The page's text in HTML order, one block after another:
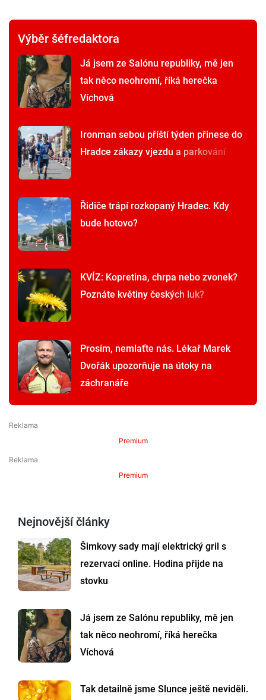
Výběr šéfredaktora
Já jsem ze Salónu republiky, mě jen
tak něco neohromí, říká herečka
Víchová
Ironman sebou příští týden přinese do
Hradce zákazy vjezdu a parkování
Řidiče trápí rozkopaný Hradec. Kdy
bude hotovo?
KVÍZ: Kopretina, chrpa nebo zvonek?
Poznáte květiny českých luk?
Prosím, nemlaťte nás. Lékař Marek
Dvořák upozorňuje na útoky na
záchranáře
Premium
Premium
Nejnovější články
Šimkovy sady mají elektrický gril s
rezervací online. Hodina přijde na
stovku
Já jsem ze Salónu republiky, mě jen
tak něco neohromí, říká herečka
Víchová
Tak detailně jsme Slunce ještě neviděli.